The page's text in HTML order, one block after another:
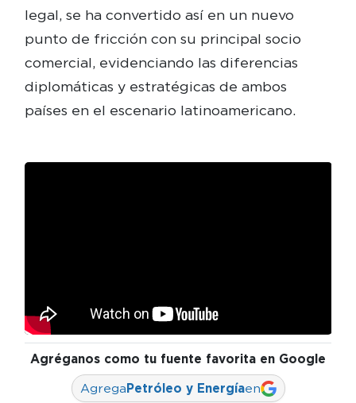
legal, se ha convertido así en un nuevo
punto de fricción con su principal socio
comercial, evidenciando las diferencias
diplomáticas y estratégicas de ambos
países en el escenario latinoamericano.
Agréganos como tu fuente favorita en Google
Agrega Petróleo y Energíaen